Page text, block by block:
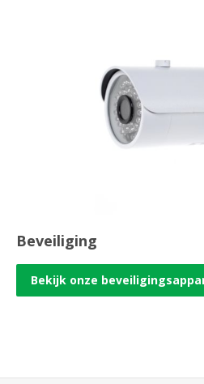
Beveiliging
Bekijk onze